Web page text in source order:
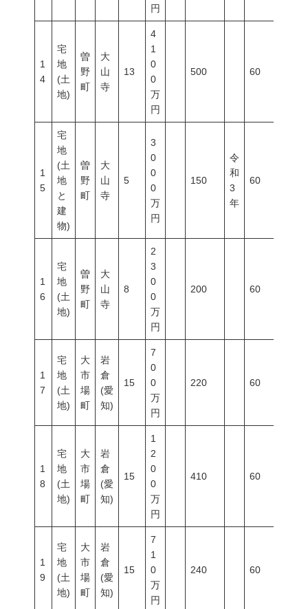
円
1
4
宅
地
(土
地)
曽
野
町
大
山
寺
13
4
1
0
0
万
円
500 60
1
5
宅
地
(土
地
と
建
物)
曽
野
町
大
山
寺
5
3
0
0
0
万
円
150
令
和
3
年
60
1
6
宅
地
(土
地)
曽
野
町
大
山
寺
8
2
3
0
0
万
円
200 60
1
7
宅
地
(土
地)
大
市
場
町
岩
倉
(愛
知)
15
7
0
0
万
円
220 60
1
8
宅
地
(土
地)
大
市
場
町
岩
倉
(愛
知)
15
1
2
0
0
万
円
410 60
1
9
宅
地
(土
地)
大
市
場
町
岩
倉
(愛
知)
15
7
1
0
万
円
240 60